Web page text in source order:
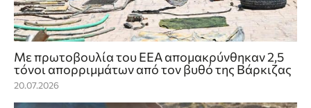
Με πρωτοβουλία του ΕΕΑ απομακρύνθηκαν 2,5
τόνοι απορριμμάτων από τον βυθό της Βάρκιζας
20.07.2026